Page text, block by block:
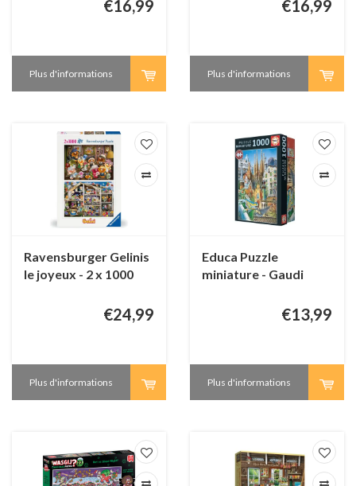
€16,99
Plus d'informations
€16,99
Plus d'informations
Ravensburger Gelinis
le joyeux - 2 x 1000
€24,99
Plus d'informations
Educa Puzzle
miniature - Gaudi
€13,99
Plus d'informations